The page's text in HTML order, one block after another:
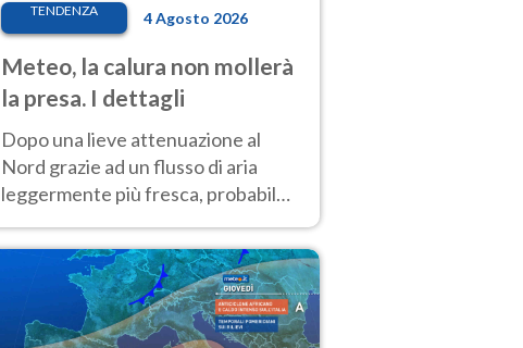
TENDENZA 4 Agosto 2026
Meteo, la calura non mollerà
la presa. I dettagli
Dopo una lieve attenuazione al
Nord grazie ad un flusso di aria
leggermente più fresca, probabile
africano entro Ferragosto